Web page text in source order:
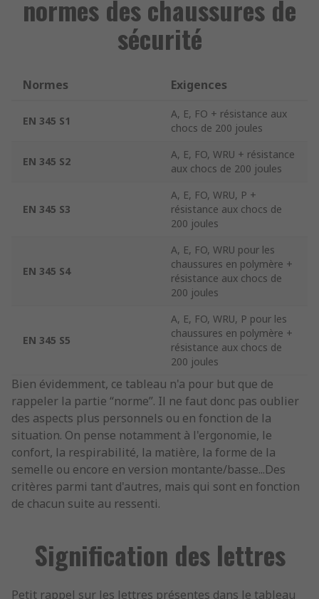
normes des chaussures de
sécurité
Normes Exigences
EN 345 S1
A, E, FO + résistance aux
chocs de 200 joules
EN 345 S2
A, E, FO, WRU + résistance
aux chocs de 200 joules
EN 345 S3
A, E, FO, WRU, P +
résistance aux chocs de
200 joules
EN 345 S4
A, E, FO, WRU pour les
chaussures en polymère +
résistance aux chocs de
200 joules
EN 345 S5
A, E, FO, WRU, P pour les
chaussures en polymère +
résistance aux chocs de
200 joules
Bien évidemment, ce tableau n'a pour but que de
rappeler la partie “norme”. Il ne faut donc pas oublier
des aspects plus personnels ou en fonction de la
situation. On pense notamment à l'ergonomie, le
confort, la respirabilité, la matière, la forme de la
semelle ou encore en version montante/basse...Des
critères parmi tant d'autres, mais qui sont en fonction
de chacun suite au ressenti.
Signification des lettres
Petit rappel sur les lettres présentes dans le tableau